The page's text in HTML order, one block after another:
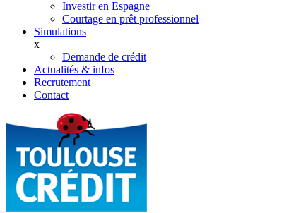
Investir en Espagne
Courtage en prêt professionnel
Simulations
x
Demande de crédit
Actualités & infos
Recrutement
Contact